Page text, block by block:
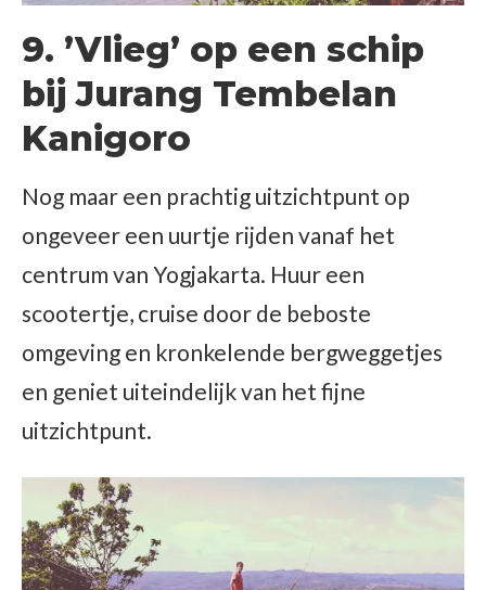
9. ’Vlieg’ op een schip
bij Jurang Tembelan
Kanigoro
Nog maar een prachtig uitzichtpunt op
ongeveer een uurtje rijden vanaf het
centrum van Yogjakarta. Huur een
scootertje, cruise door de beboste
omgeving en kronkelende bergweggetjes
en geniet uiteindelijk van het fijne
uitzichtpunt.